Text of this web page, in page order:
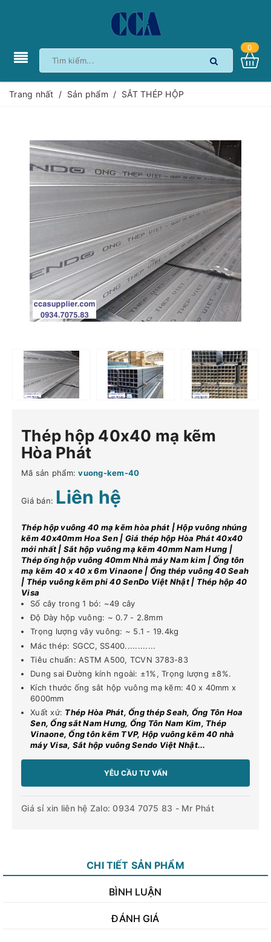
0
Trang nhất / Sản phẩm / SẮT THÉP HỘP
Thép hộp 40x40 mạ kẽm
Hòa Phát
Mã sản phẩm: vuong-kem-40
Giá bán: Liên hệ
Thép hộp vuông 40 mạ kẽm hòa phát | Hộp vuông nhúng
kẽm 40x40mm Hoa Sen | Giá thép hộp Hòa Phát 40x40
mới nhất | Sắt hộp vuông mạ kẽm 40mm Nam Hưng |
Thép ống hộp vuông 40mm Nhà máy Nam kim | Ống tôn
mạ kẽm 40 x 40 x 6m Vinaone | Ống thép vuông 40 Seah
| Thép vuông kẽm phi 40 SenDo Việt Nhật | Thép hộp 40
Visa
Số cây trong 1 bó: ~49 cây
Độ Dày hộp vuông: ~ 0.7 - 2.8mm
Trọng lượng vây vuông: ~ 5.1 - 19.4kg
Mác thép: SGCC, SS400............
Tiêu chuẩn: ASTM A500, TCVN 3783-83
Dung sai Đường kính ngoài: ±1%, Trọng lượng ±8%.
Kích thước ống sắt hộp vuông mạ kẽm: 40 x 40mm x
6000mm
Xuất xứ: Thép Hòa Phát, Ống thép Seah, Ống Tôn Hoa
Sen, Ống sắt Nam Hưng, Ống Tôn Nam Kim, Thép
Vinaone, Ống tôn kẽm TVP, Hộp vuông kẽm 40 nhà
máy Visa, Sắt hộp vuông Sendo Việt Nhật...
YÊU CẦU TƯ VẤN
Giá sỉ xin liên hệ Zalo: 0934 7075 83 - Mr Phát
CHI TIẾT SẢN PHẨM
BÌNH LUẬN
ĐÁNH GIÁ